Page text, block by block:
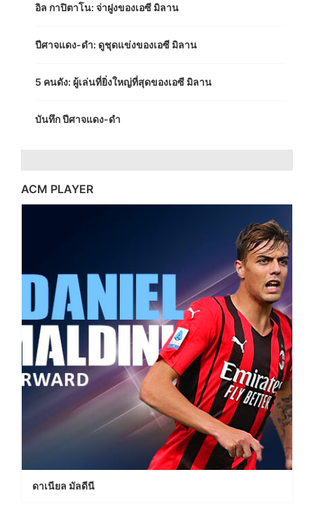
อิล กาปิตาโน: จ่าฝูงของเอซี มิลาน
ปีศาจแดง-ดำ: ดูชุดแข่งของเอซี มิลาน
5 คนดัง: ผู้เล่นที่ยิ่งใหญ่ที่สุดของเอซี มิลาน
บันทึก ปีศาจแดง-ดำ
ACM PLAYER
ดาเนียล มัลดีนี